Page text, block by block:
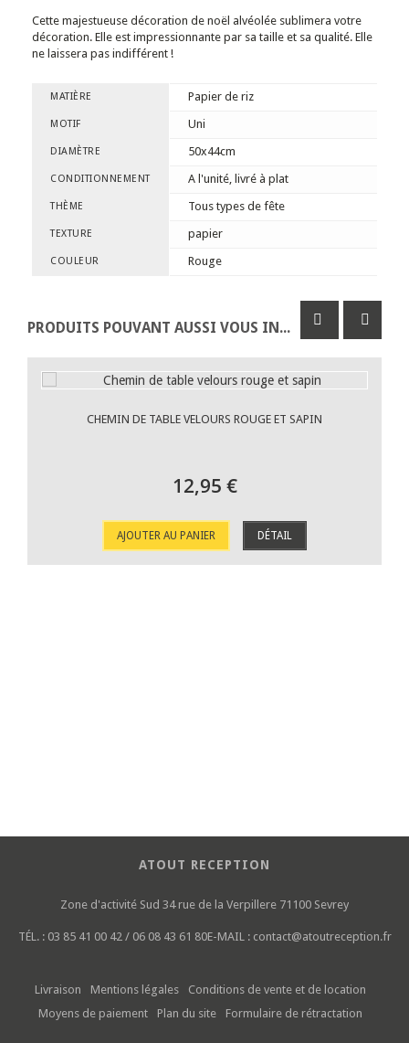
Cette majestueuse décoration de noël alvéolée sublimera votre
décoration. Elle est impressionnante par sa taille et sa qualité. Elle
ne laissera pas indifférent !
MATIÈRE Papier de riz
MOTIF Uni
DIAMÈTRE 50x44cm
CONDITIONNEMENT A l'unité, livré à plat
THÈME Tous types de fête
TEXTURE papier
COULEUR Rouge
PRODUITS POUVANT AUSSI VOUS INTÉRESSER
CHEMIN DE TABLE VELOURS ROUGE ET SAPIN
12,95 €
AJOUTER AU PANIER DÉTAIL
ATOUT RECEPTION
Zone d'activité Sud 34 rue de la Verpillere 71100 Sevrey
TÉL. : 03 85 41 00 42 / 06 08 43 61 80E-MAIL : contact@atoutreception.fr
Livraison Mentions légales
Conditions de vente et de location
Moyens de paiement
Plan du site Formulaire de rétractation